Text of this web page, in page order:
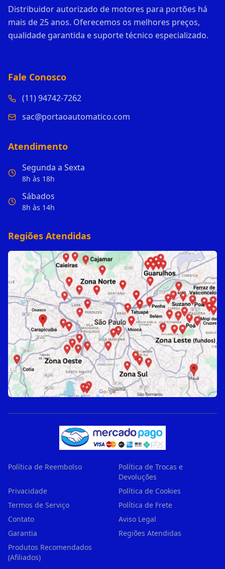
Distribuidor autorizado de motores para portões há
mais de 25 anos. Oferecemos os melhores preços,
qualidade garantida e suporte técnico especializado.
Fale Conosco
(11) 94742-7262
sac@portaoautomatico.com
Atendimento
Segunda a Sexta
8h às 18h
Sábados
8h às 14h
Regiões Atendidas
Política de Reembolso
Política de Trocas e
Devoluções
Privacidade
Política de Cookies
Termos de Serviço
Política de Frete
Contato
Aviso Legal
Garantia
Regiões Atendidas
Produtos Recomendados
(Afiliados)